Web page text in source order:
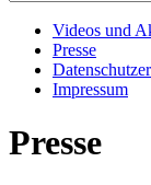
for:
Videos und
Presse
Impressum
Presse